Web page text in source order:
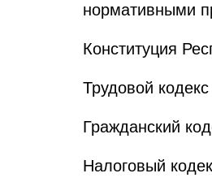
нормативными
Конституция
Трудовой
Гражданский
Налоговый